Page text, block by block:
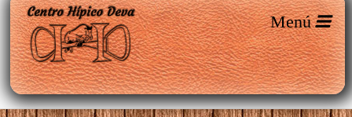
Entradas etiquetadas como
‘campamanetos en asturias’